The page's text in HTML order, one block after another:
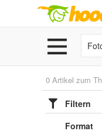
0 Artikel zum
Filtern
Format